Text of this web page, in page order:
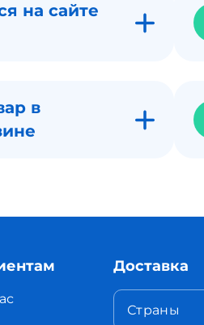
на сайте
в
Доставка
Страны